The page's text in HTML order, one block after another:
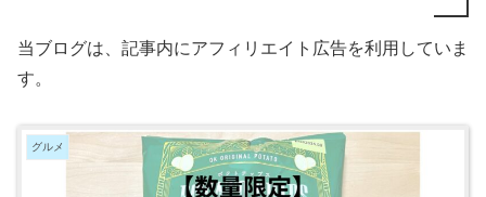
当ブログは、記事内にアフィリエイト広告を利用していま
す。
グルメ